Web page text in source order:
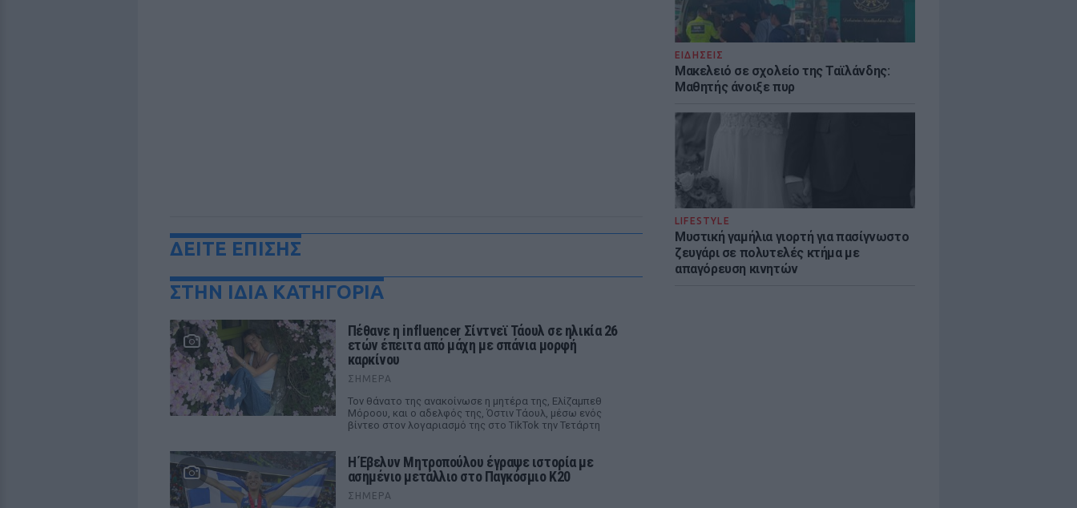
ΕΙΔΗΣΕΙΣ
Μακελειό σε σχολείο της Ταϊλάνδης:
Μαθητής άνοιξε πυρ
LIFESTYLE
Μυστική γαμήλια γιορτή για πασίγνωστο
ζευγάρι σε πολυτελές κτήμα με
απαγόρευση κινητών
ΔΕΙΤΕ ΕΠΙΣΗΣ
ΣΤΗΝ ΙΔΙΑ ΚΑΤΗΓΟΡΙΑ
Πέθανε η influencer Σίντνεϊ Τάουλ σε ηλικία 26
ετών έπειτα από μάχη με σπάνια μορφή
καρκίνου
ΣΉΜΕΡΑ
Τον θάνατο της ανακοίνωσε η μητέρα της, Ελίζαμπεθ
Μόροου, και ο αδελφός της, Όστιν Τάουλ, μέσω ενός
βίντεο στον λογαριασμό της στο TikTok την Τετάρτη
Η Έβελυν Μητροπούλου έγραψε ιστορία με
ασημένιο μετάλλιο στο Παγκόσμιο Κ20
ΣΉΜΕΡΑ